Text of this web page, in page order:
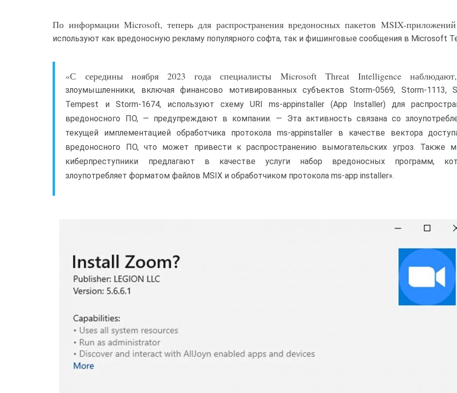
По информации Microsoft, теперь для распространения вредоносных пакетов MSIX-
используют как вредоносную рекламу популярного софта, так и фишинговые сообщения в Microsoft
«С середины ноября 2023 года специалисты Microsoft Threat Intelligence
злоумышленники, включая финансово мотивированных субъектов Storm-0569, Storm-1113,
Tempest и Storm-1674, используют схему URI ms-appinstaller (App Installer) для
вредоносного ПО, — предупреждают в компании. — Эта активность связана со
текущей имплементацией обработчика протокола ms-appinstaller в качестве вектора
вредоносного ПО, что может привести к распространению вымогательских угроз. Также
киберпреступники предлагают в качестве услуги набор вредоносных программ,
злоупотребляет форматом файлов MSIX и обработчиком протокола ms-app installer».